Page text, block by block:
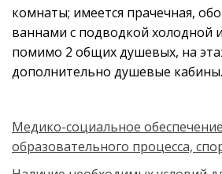
комнаты; имеется прачечная,
ваннами с подводкой холодной
помимо 2 общих душевых, на
дополнительно душевые кабины.
Медико-социальное обеспечение
образовательного процесса,